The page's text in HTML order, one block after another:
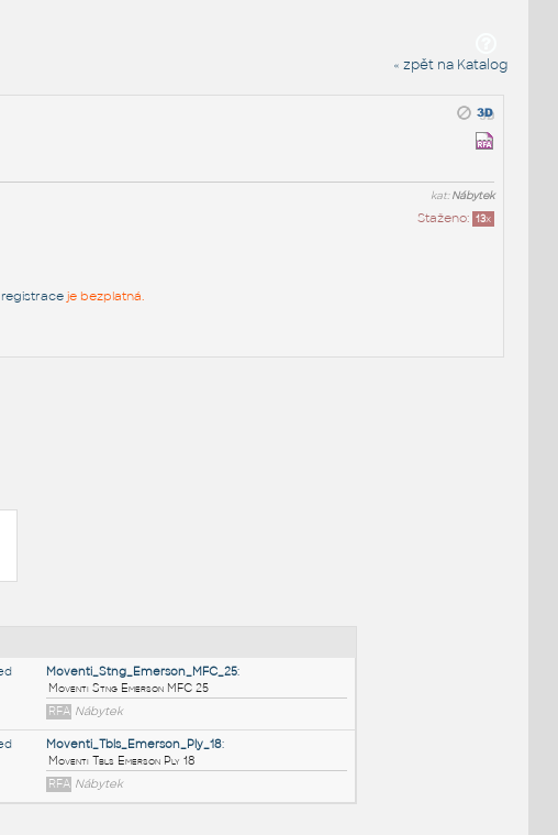
« zpět na Katalog
kat:Nábytek
Staženo: 13x
registraceje bezplatná.